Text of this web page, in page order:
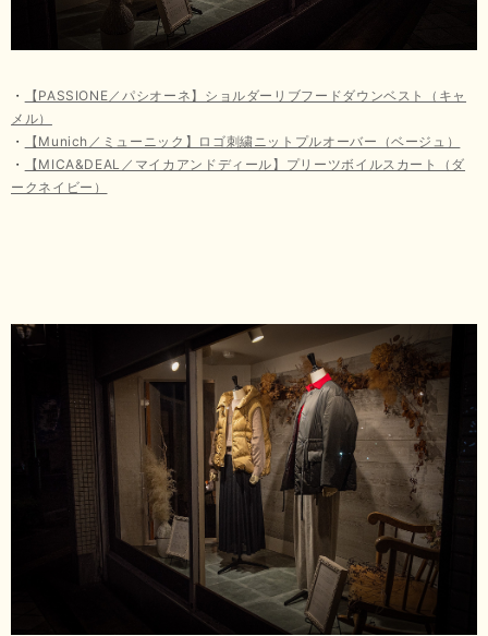
・
【PASSIONE／パシオーネ】ショルダーリブフードダウンベスト（キャ
メル）
・
【Munich／ミューニック】ロゴ刺繍ニットプルオーバー（ベージュ）
・
【MICA&DEAL／マイカアンドディール】プリーツボイルスカート（ダ
ークネイビー）